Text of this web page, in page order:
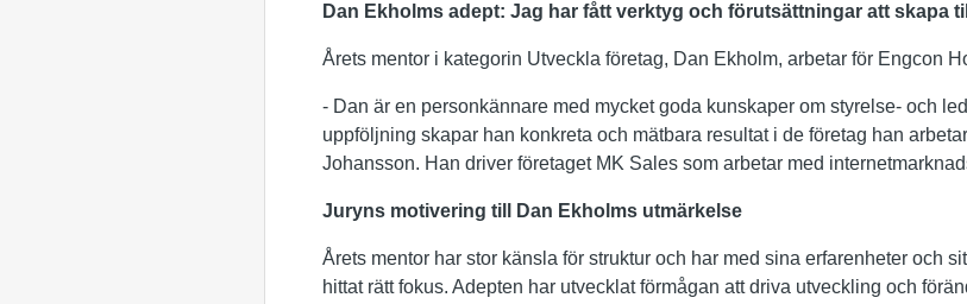
Dan Ekholms adept: Jag har fått verktyg och förutsättningar att skapa
Årets mentor i kategorin Utveckla företag, Dan Ekholm, arbetar för Engcon
- Dan är en personkännare med mycket goda kunskaper om styrelse- och
uppföljning skapar han konkreta och mätbara resultat i de företag han
Johansson. Han driver företaget MK Sales som arbetar med
Juryns motivering till Dan Ekholms utmärkelse
Årets mentor har stor känsla för struktur och har med sina erfarenheter och
hittat rätt fokus. Adepten har utvecklat förmågan att driva utveckling och